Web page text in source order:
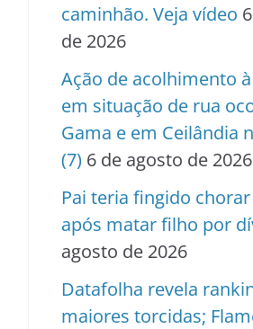
caminhão. Veja vídeo
de 2026
Ação de acolhimento
em situação de rua
Gama e em Ceilândia
(7) 6 de agosto de 2026
Pai teria fingido
após matar filho por
agosto de 2026
Datafolha revela
maiores torcidas;